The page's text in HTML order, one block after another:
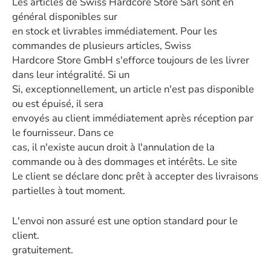
général disponibles sur
en stock et livrables immédiatement. Pour les
commandes de plusieurs articles, Swiss
Hardcore Store GmbH s'efforce toujours de les livrer
dans leur intégralité. Si un
Si, exceptionnellement, un article n'est pas disponible
ou est épuisé, il sera
envoyés au client immédiatement après réception par
le fournisseur. Dans ce
cas, il n'existe aucun droit à l'annulation de la
commande ou à des dommages et intérêts. Le site
Le client se déclare donc prêt à accepter des livraisons
partielles à tout moment.
L'envoi non assuré est une option standard pour le
client.
gratuitement.